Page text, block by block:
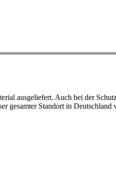
ausgeliefert. Auch bei der
gesamter Standort in